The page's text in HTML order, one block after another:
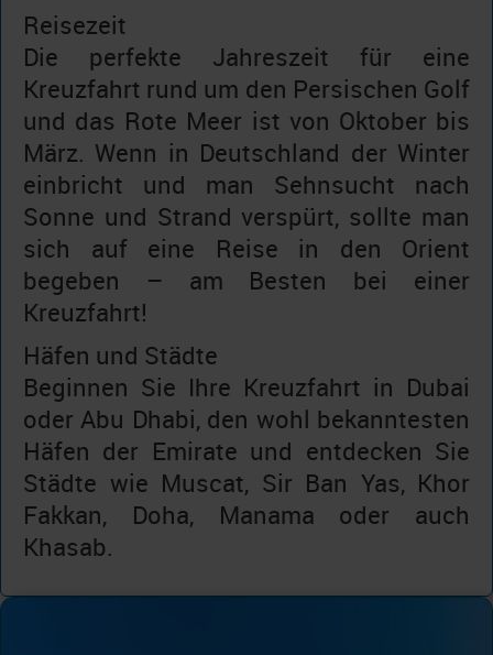
Reisezeit
Die perfekte Jahreszeit für eine
Kreuzfahrt rund um den Persischen Golf
und das Rote Meer ist von Oktober bis
März. Wenn in Deutschland der Winter
einbricht und man Sehnsucht nach
Sonne und Strand verspürt, sollte man
sich auf eine Reise in den Orient
begeben – am Besten bei einer
Kreuzfahrt!
Häfen und Städte
Beginnen Sie Ihre Kreuzfahrt in Dubai
oder Abu Dhabi, den wohl bekanntesten
Häfen der Emirate und entdecken Sie
Städte wie Muscat, Sir Ban Yas, Khor
Fakkan, Doha, Manama oder auch
Khasab.